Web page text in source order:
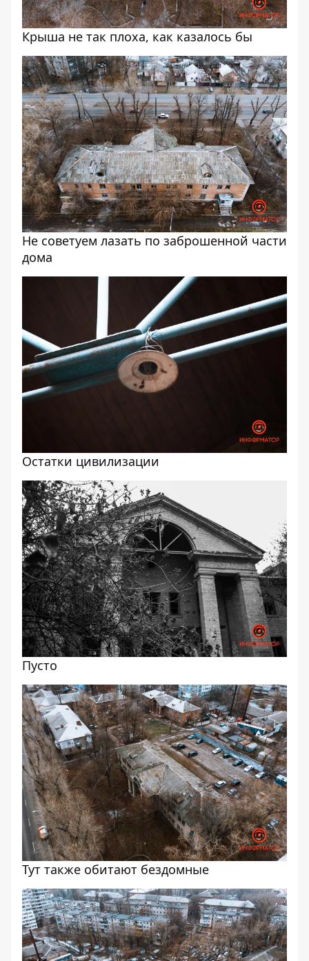
Крыша не так плоха, как казалось бы
Не советуем лазать по заброшенной части
дома
Остатки цивилизации
Пусто
Тут также обитают бездомные